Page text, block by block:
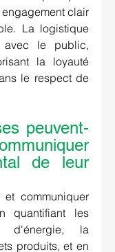
clair
La logistique
avec le public,
la loyauté
le respect de
peuvent-
de leur
et communiquer
quantifiant les
d'énergie, la
produits, et en